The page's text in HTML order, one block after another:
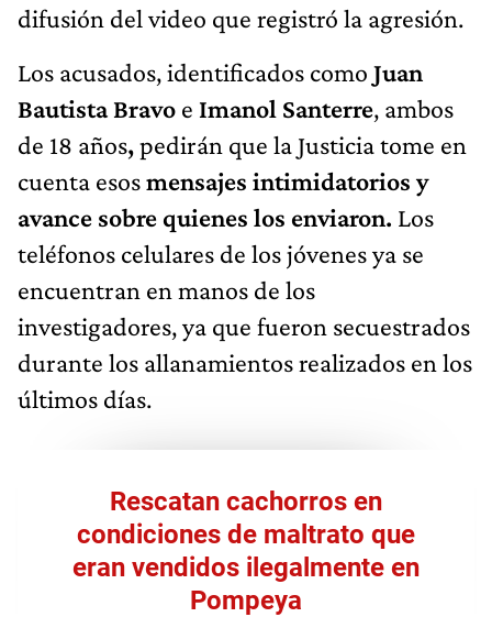
difusión del video que registró la agresión.
Los acusados, identificados como Juan
Bautista Bravo e Imanol Santerre, ambos
de 18 años,pedirán que la Justicia tome en
cuenta esosmensajes intimidatorios y
avance sobre quienes los enviaron. Los
teléfonos celulares de los jóvenes ya se
encuentran en manos de los
investigadores, ya que fueron secuestrados
durante los allanamientos realizados en los
últimos días.
Rescatan cachorros en
condiciones de maltrato que
eran vendidos ilegalmente en
Pompeya